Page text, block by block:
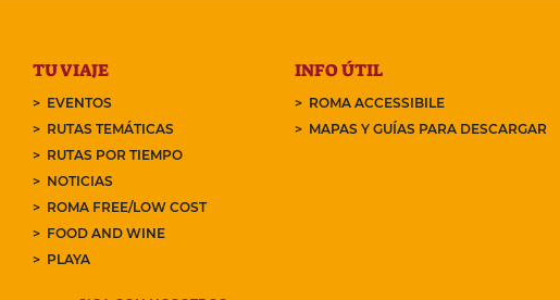
TU VIAJE
EVENTOS
RUTAS TEMÁTICAS
RUTAS POR TIEMPO
NOTICIAS
ROMA FREE/LOW COST
FOOD AND WINE
PLAYA
INFO ÚTIL
ROMA ACCESSIBILE
MAPAS Y GUÍAS PARA DESCARGAR